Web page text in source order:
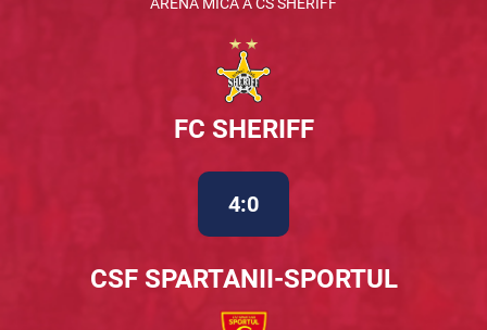
FC SHERIFF
4:0
CSF SPARTANII-SPORTUL